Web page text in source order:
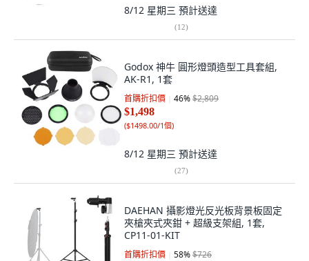
8/12 星期三 預計送達
(12)
Godox 神牛 圓形燈頭造型工具套組,
AK-R1, 1套
首購折扣價 46%$2,809
$1,498
($1498.00/1個)
8/12 星期三 預計送達
(27)
DAEHAN 攝影燈光反光板背景板固定
夾槍夾式夾鉗 + 超級支架組, 1套,
CP11-01-KIT
首購折扣價 58%$726